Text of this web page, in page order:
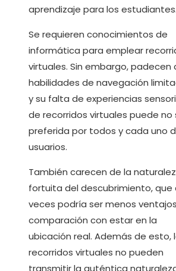
aprendizaje para los estudiantes.
Se requieren conocimientos de
informática para emplear
virtuales. Sin embargo, padecen
habilidades de navegación
y su falta de experiencias
de recorridos virtuales puede no
preferida por todos y cada uno
usuarios.
También carecen de la
fortuita del descubrimiento, que
veces podría ser menos
comparación con estar en la
ubicación real. Además de esto,
recorridos virtuales no pueden
transmitir la auténtica